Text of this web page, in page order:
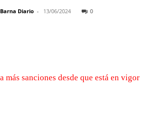
Barna Diario - 13/06/2024 0